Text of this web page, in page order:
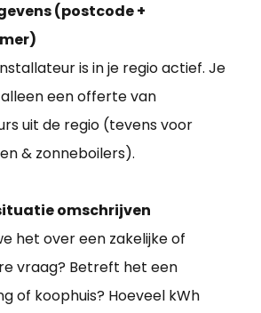
(postcode +
is in je regio actief. Je
een offerte van
uit de regio (tevens voor
& zonneboilers).
omschrijven
het over een zakelijke of
vraag? Betreft het een
of koophuis? Hoeveel kWh